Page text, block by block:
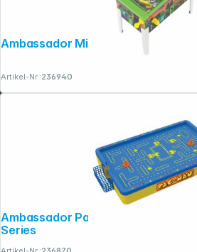
Ambassador Minecraft
Artikel-Nr.:236940
Ambassador Pac-Man Arcade Air Hockey Premium
Series